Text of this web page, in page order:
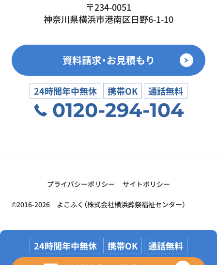
24時間年中無休 携帯OK 通話無料
〒234-0051
神奈川県横浜市港南区日野6-1-10
資料請求・お見積もり
24時間年中無休 携帯OK 通話無料
0120-294-104
プライバシーポリシー サイトポリシー
©2016-2026 よこふく（株式会社横浜葬祭福祉センター）